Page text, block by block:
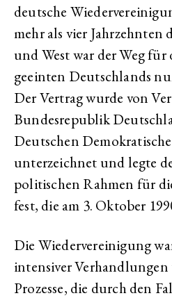
deutsche
mehr als vier Jahrzehnten
und West war der Weg
geeinten Deutschlands
Der Vertrag wurde von
Bundesrepublik
Deutschen
unterzeichnet und legte
politischen Rahmen für
fest, die am 3. Oktober
Die Wiedervereinigung
intensiver
Prozesse, die durch den